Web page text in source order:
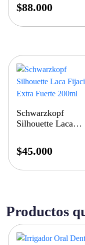
$88.000
Schwarzkopf
Silhouette Laca
200ml
$45.000
Productos